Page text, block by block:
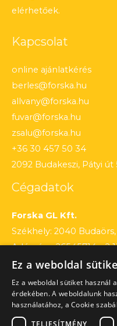
elérhetőek.
Kapcsolat
online ajánlatkérés
berles@forska.hu
allvany@forska.hu
fuvar@forska.hu
zsalu@forska.hu
+36 30 457 50 34
2092 Budakeszi, Pátyi út
Cégadatok
Forska GL Kft.
Székhely: 2040
Adószám: 26545714 – 2
Cégjegyzékszám: 13 –
Számlaszám: 12010154
Ez a weboldal
Ez a weboldal sütiket használ
érdekében. A weboldalunk
használatához, a Cookie
TELJESÍTMÉNY